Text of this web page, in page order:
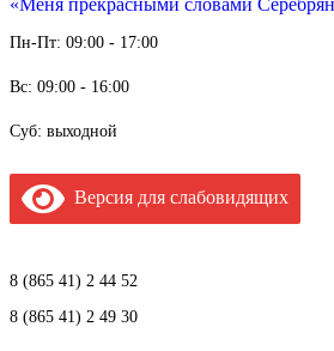
«Меня прекрасными словами
Пн-Пт: 09:00 - 17:00
Вс: 09:00 - 16:00
Суб: выходной
Версия для слабовидящих
8 (865 41) 2 44 52
8 (865 41) 2 49 30